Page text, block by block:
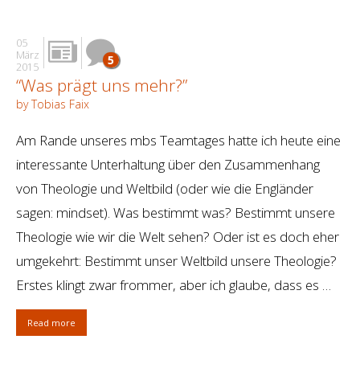
05
März
2015
5
“Was prägt uns mehr?”
by Tobias Faix
Am Rande unseres mbs Teamtages hatte ich heute eine
interessante Unterhaltung über den Zusammenhang
von Theologie und Weltbild (oder wie die Engländer
sagen: mindset). Was bestimmt was? Bestimmt unsere
Theologie wie wir die Welt sehen? Oder ist es doch eher
umgekehrt: Bestimmt unser Weltbild unsere Theologie?
Erstes klingt zwar frommer, aber ich glaube, dass es …
Read more